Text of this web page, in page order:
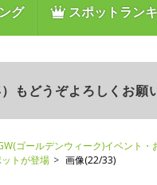
グ スポットラン
もどうぞよろしくお願
ゴールデンウィーク)イベント・
トが登場
画像(22/33)